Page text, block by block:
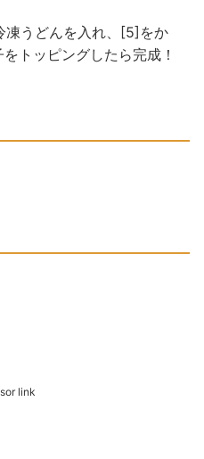
凍うどんを入れ、[5]をか
トッピングしたら完成！
link